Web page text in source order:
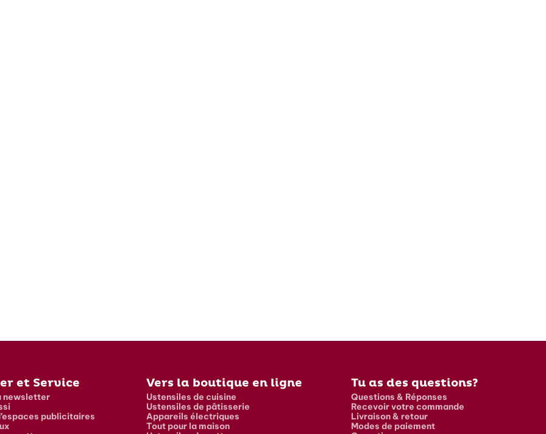
et Service
newsletter
publicitaires
Vers la boutique en ligne
Ustensiles de cuisine
Ustensiles de pâtisserie
Appareils électriques
Tout pour la maison
Tu as des questions?
Questions & Réponses
Recevoir votre commande
Livraison & retour
Modes de paiement